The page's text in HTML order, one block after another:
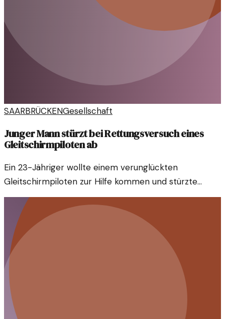
SAARBRÜCKENGesellschaft
Junger Mann stürzt bei Rettungsversuch eines
Gleitschirmpiloten ab
Ein 23-Jähriger wollte einem verunglückten
Gleitschirmpiloten zur Hilfe kommen und stürzte
selbst ab. Diese tragische Geschichte wirft Fragen zur
Sicherheit und Hilfsbereitschaft auf.